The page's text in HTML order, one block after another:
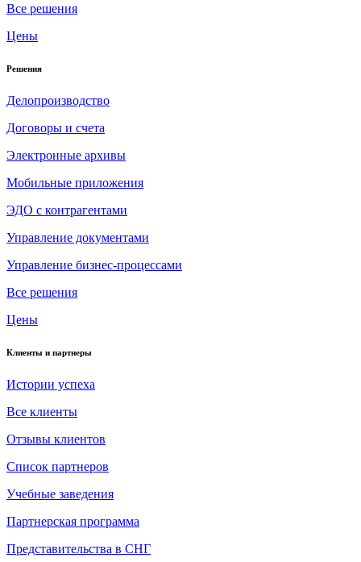
Все решения
Цены
Решения
Делопроизводство
Договоры и счета
Электронные архивы
Мобильные приложения
ЭДО с контрагентами
Управление документами
Управление бизнес-процессами
Все решения
Цены
Клиенты и партнеры
Истории успеха
Все клиенты
Отзывы клиентов
Список партнеров
Учебные заведения
Партнерская программа
Представительства в СНГ